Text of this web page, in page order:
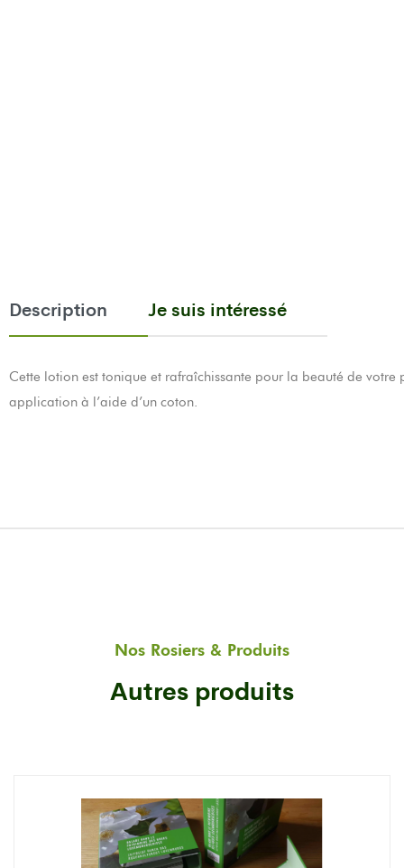
Description Je suis intéressé
Cette lotion est tonique et rafraîchissante pour la beauté de
application à l’aide d’un coton.
Nos Rosiers & Produits
Autres produits